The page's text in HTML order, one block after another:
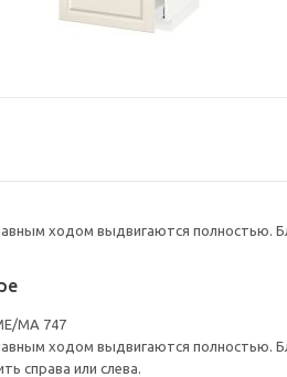
ходом выдвигаются полностью.
MA 747
ходом выдвигаются полностью.
справа или слева.